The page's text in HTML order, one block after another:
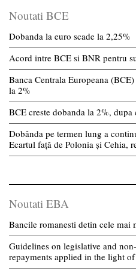
Noutati BCE
Dobanda la euro scade la 2,25%
Acord intre BCE si BNR pentru
Banca Centrala Europeana
la 2%
BCE creste dobanda la 2%,
Dobânda pe termen lung a
Ecartul față de Polonia și Cehia,
Noutati EBA
Bancile romanesti detin cele mai
Guidelines on legislative and
repayments applied in the light